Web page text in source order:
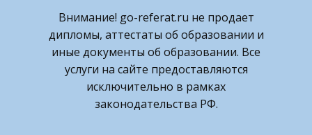
Внимание! ​go-referat.ru не продает
дипломы, аттестаты об образовании и
иные документы об образовании. Все
услуги на сайте предоставляются
исключительно в рамках
законодательства РФ.